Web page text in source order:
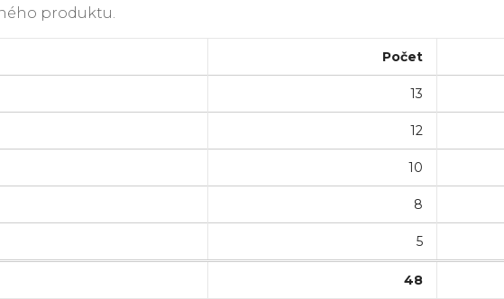
produktu.
Počet
13
12
10
8
5
48